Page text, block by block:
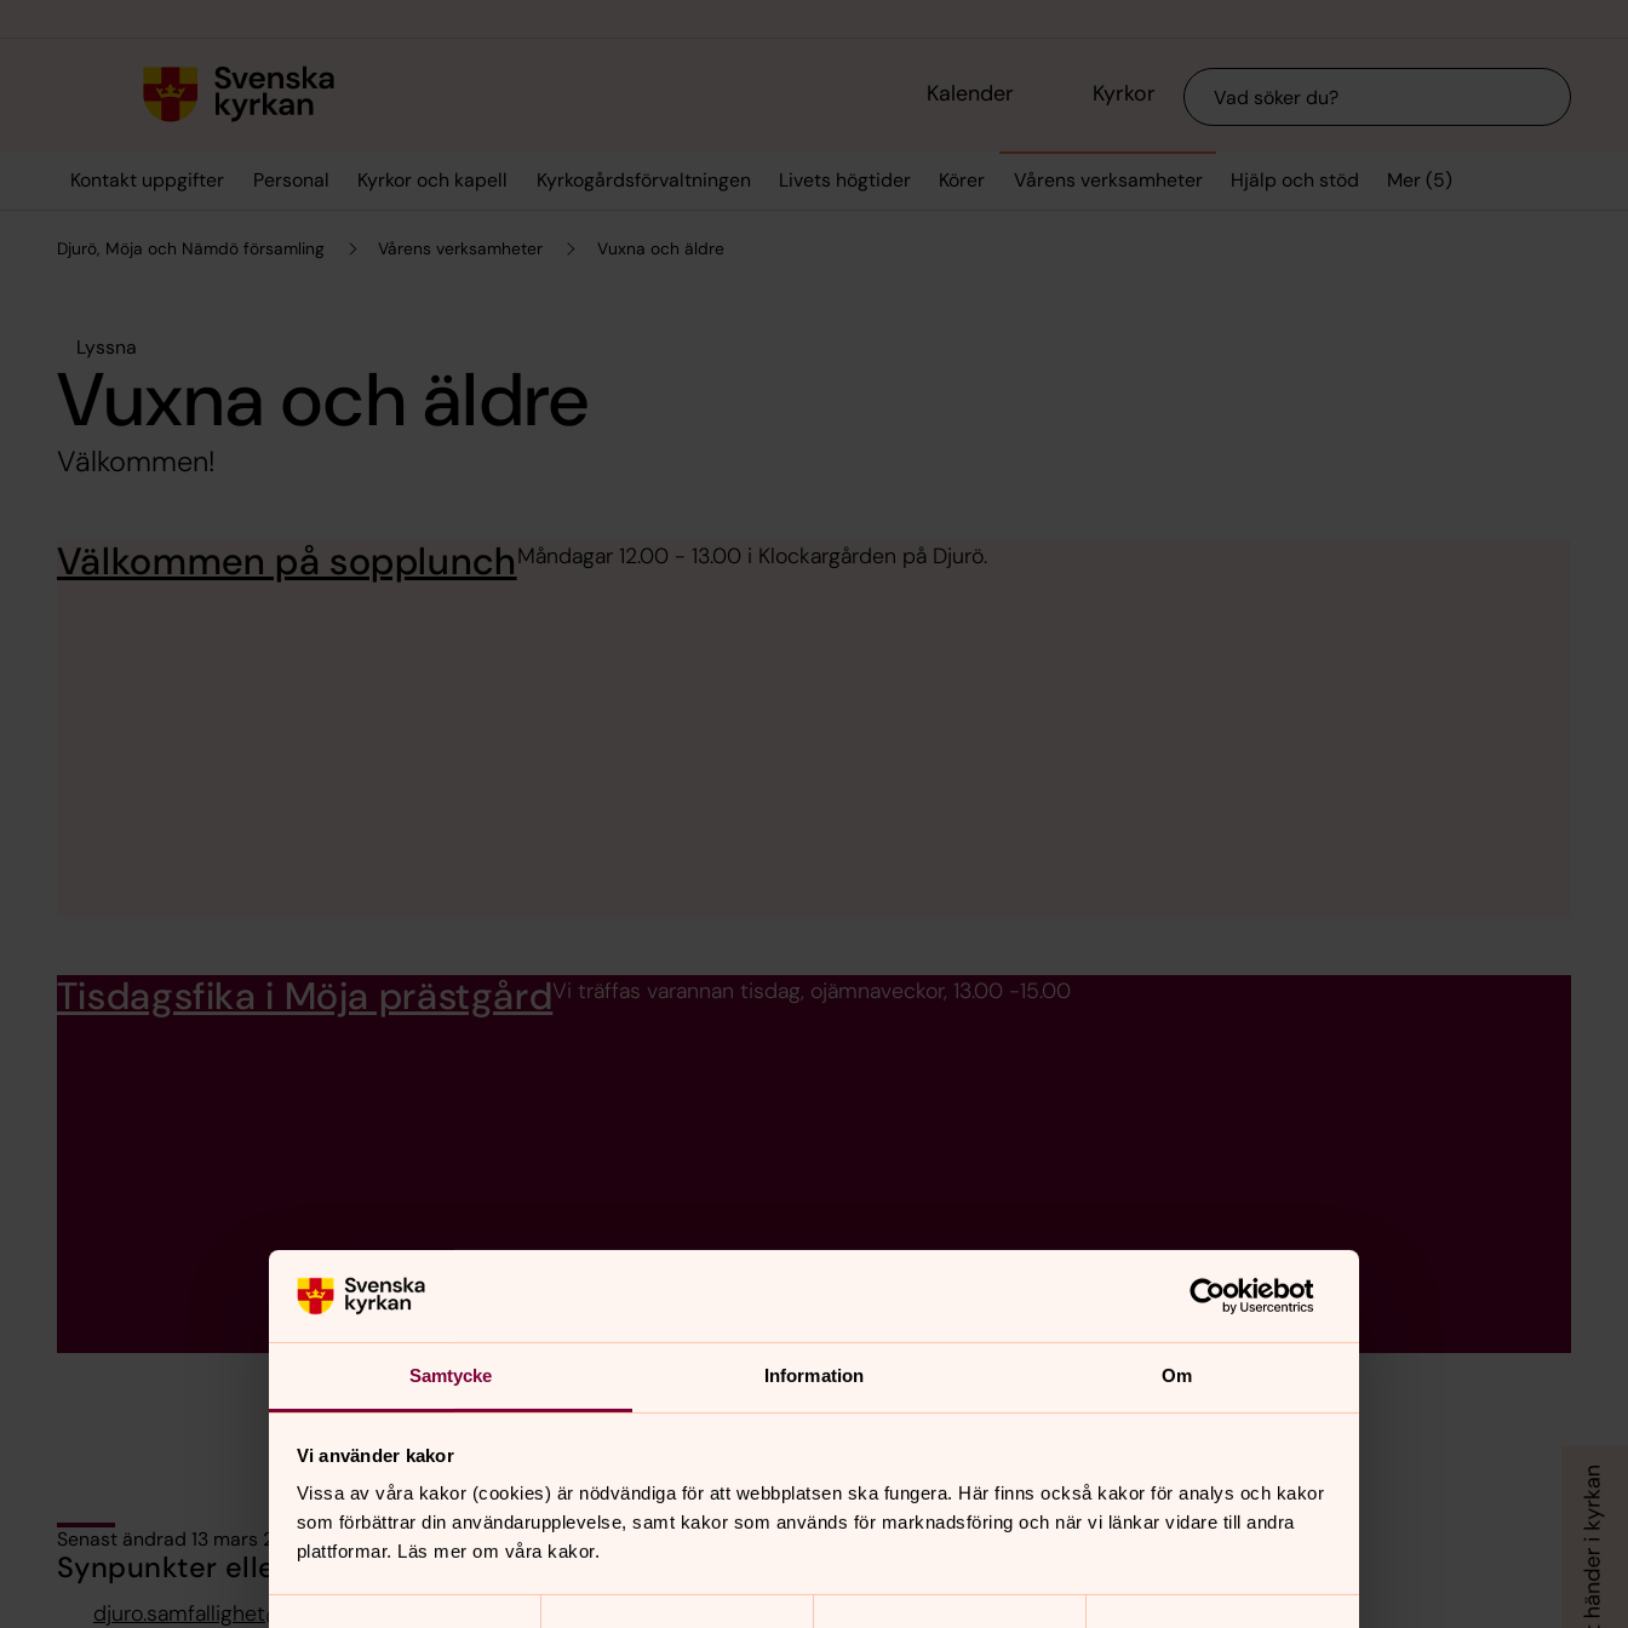
Samtycke Information Om
Vi använder kakor
Vissa av våra kakor (cookies) är nödvändiga för att webbplatsen ska fungera. Här finns också kakor för analys och kakor
som förbättrar din användarupplevelse, samt kakor som används för marknadsföring och när vi länkar vidare till andra
plattformar. Läs mer om våra kakor.
Samtyckesval
Kalender Kyrkor Sök
Kontakt uppgifter Personal Kyrkor och kapell Kyrkogårdsförvaltningen Livets högtider Körer Vårens verksamheter Hjälp och stöd Mer (5)
Djurö, Möja och Nämdö församling Vårens verksamheter Vuxna och äldre
Lyssna
Vuxna och äldre
Välkommen!
Välkommen på sopplunchMåndagar 12.00 - 13.00 i Klockargården på Djurö.
Tisdagsfika i Möja prästgårdVi träffas varannan tisdag, ojämnaveckor, 13.00 -15.00
Senast ändrad 13 mars 2026
Synpunkter eller frågor på sidans innehåll?
djuro.samfallighet@svenskakyrkan.se